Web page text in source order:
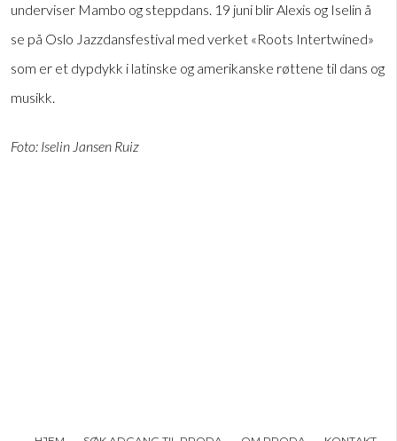
underviser Mambo og steppdans. 19 juni blir Alexis og Iselin å
se på Oslo Jazzdansfestival med verket «Roots Intertwined»
som er et dypdykk i latinske og amerikanske røttene til dans og
musikk.
Foto: Iselin Jansen Ruiz